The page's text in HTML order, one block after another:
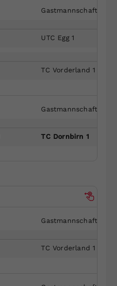
Gastmannschaft
UTC Egg 1
TC Vorderland 1
Gastmannschaft
TC Dornbirn 1
Gastmannschaft
TC Vorderland 1